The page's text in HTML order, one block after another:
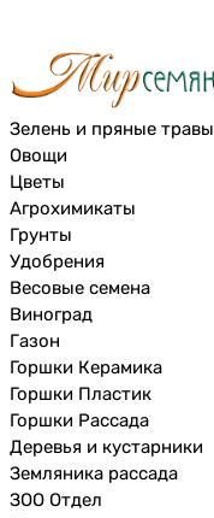
Зелень и пряные травы
Овощи
Цветы
Агрохимикаты
Грунты
Удобрения
Весовые семена
Виноград
Газон
Горшки Керамика
Горшки Пластик
Горшки Рассада
Деревья и кустарники
Земляника рассада
ЗОО Отдел